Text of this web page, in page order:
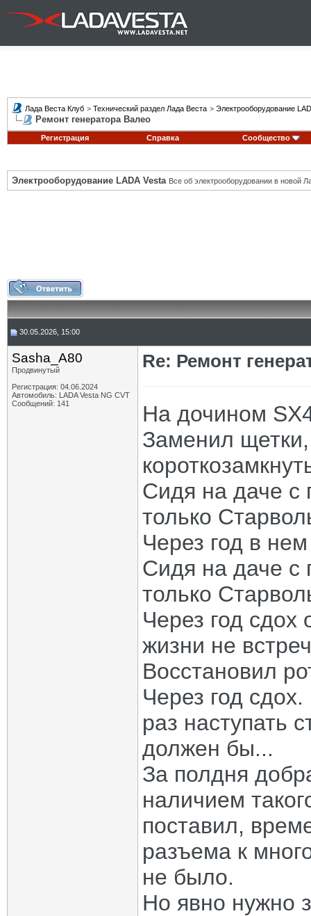
Лада Веста Клуб > Технический раздел Лада Веста > Электрооборудование
Ремонт генератора Валео
Регистрация Справка Сообщество
Электрооборудование LADA Vesta Все об электрооборудовании в новой
30.05.2026, 15:00
Sasha_A80
Продвинутый
Регистрация: 04.06.2024
Автомобиль: LADA Vesta NG CVT
Сообщений: 141
Re: Ремонт
На дочином
Заменил
Сидя на даче с
только
Через год в
Сидя на даче с
только
Через год сдох
жизни не
Восстановил
Через год
раз наступать
должен бы...
За полдня
наличием
поставил,
разъема к
не было.
Но явно нужно